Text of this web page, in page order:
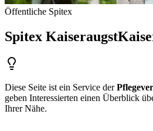
Öffentliche Spitex
Spitex Kaiseraugst
Diese Seite ist ein Service der
geben Interessierten einen Überblick
Ihrer Nähe.